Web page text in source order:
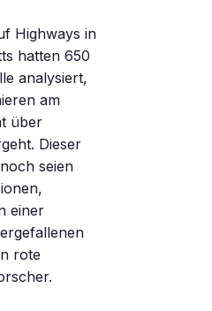
Highways in
hatten 650
analysiert,
am
über
Dieser
seien
einer
rote